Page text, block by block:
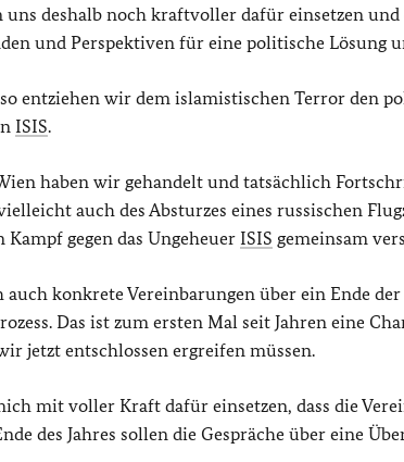
uns deshalb noch kraftvoller dafür einsetzen
und Perspektiven für eine politische Lösung
entziehen wir dem islamistischen Terror den
ISIS.
haben wir gehandelt und tatsächlich
auch des Absturzes eines russischen
Kampf gegen das Ungeheuer ISIS gemeinsam
auch konkrete Vereinbarungen über ein Ende
Das ist zum ersten Mal seit Jahren eine
jetzt entschlossen ergreifen müssen.
mit voller Kraft dafür einsetzen, dass die
des Jahres sollen die Gespräche über eine